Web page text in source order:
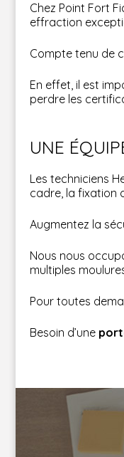
Chez Point Fort
effraction
Compte tenu de
En effet, il est
perdre les
UNE
Les techniciens
cadre, la fixation
Augmentez la
Nous nous
multiples
Pour toutes
Besoin d’une